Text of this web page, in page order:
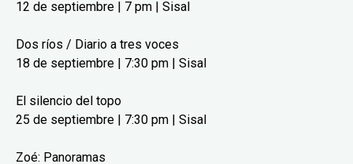
12 de septiembre | 7 pm | Sisal
Dos ríos / Diario a tres voces
18 de septiembre | 7:30 pm | Sisal
El silencio del topo
25 de septiembre | 7:30 pm | Sisal
Zoé: Panoramas